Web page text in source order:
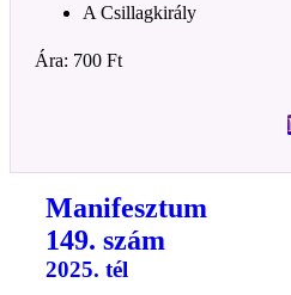
A Csillagkirály
Ára: 700 Ft
Manifesztum
149. szám
2025. tél